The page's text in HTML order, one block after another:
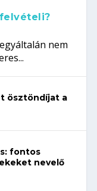
nem
ösztöndíjat a
fontos
nevelő